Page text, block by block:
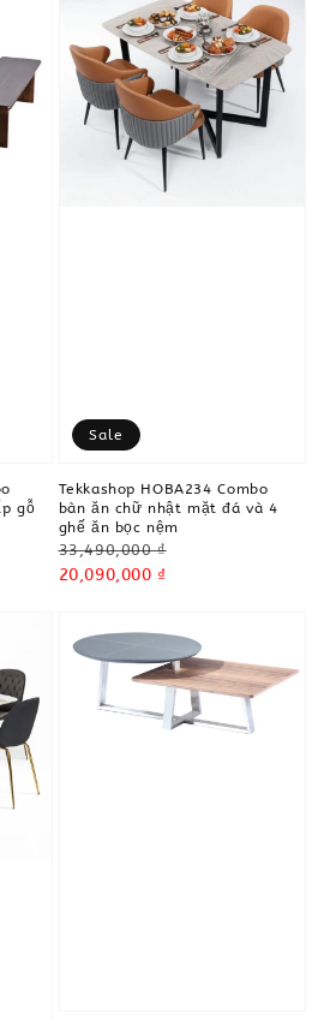
gỗ
Sale
Tekkashop HOBA234 Combo
bàn ăn chữ nhật mặt đá và 4
ghế ăn bọc nệm
Regular
price
33,490,000 ₫
Sale
20,090,000 ₫